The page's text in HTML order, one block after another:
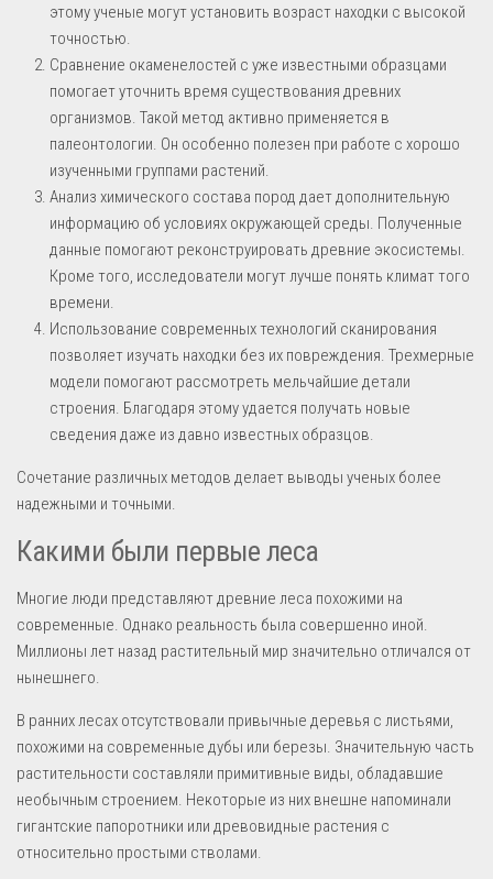
этому ученые могут установить возраст находки с высокой
точностью.
Сравнение окаменелостей с уже известными образцами
помогает уточнить время существования древних
организмов. Такой метод активно применяется в
палеонтологии. Он особенно полезен при работе с хорошо
изученными группами растений.
Анализ химического состава пород дает дополнительную
информацию об условиях окружающей среды. Полученные
данные помогают реконструировать древние экосистемы.
Кроме того, исследователи могут лучше понять климат того
времени.
Использование современных технологий сканирования
позволяет изучать находки без их повреждения. Трехмерные
модели помогают рассмотреть мельчайшие детали
строения. Благодаря этому удается получать новые
сведения даже из давно известных образцов.
Сочетание различных методов делает выводы ученых более
надежными и точными.
Какими были первые леса
Многие люди представляют древние леса похожими на
современные. Однако реальность была совершенно иной.
Миллионы лет назад растительный мир значительно отличался от
нынешнего.
В ранних лесах отсутствовали привычные деревья с листьями,
похожими на современные дубы или березы. Значительную часть
растительности составляли примитивные виды, обладавшие
необычным строением. Некоторые из них внешне напоминали
гигантские папоротники или древовидные растения с
относительно простыми стволами.